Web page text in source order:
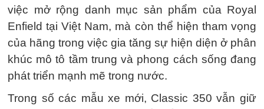
việc mở rộng danh mục sản phẩm của Royal
Enfield tại Việt Nam, mà còn thể hiện tham vọng
của hãng trong việc gia tăng sự hiện diện ở phân
khúc mô tô tầm trung và phong cách sống đang
phát triển mạnh mẽ trong nước.
Trong số các mẫu xe mới, Classic 350 vẫn giữ